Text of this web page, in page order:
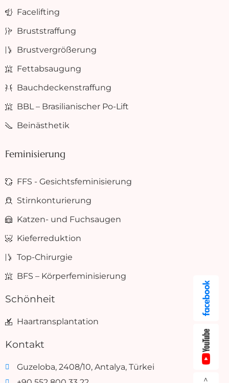
Facelifting
Bruststraffung
Brustvergrößerung
Fettabsaugung
Bauchdeckenstraffung
BBL – Brasilianischer Po-Lift
Beinästhetik
Feminisierung
FFS - Gesichtsfeminisierung
Stirnkonturierung
Katzen- und Fuchsaugen
Kieferreduktion
Top-Chirurgie
BFS – Körperfeminisierung
Schönheit
Haartransplantation
Kontakt
Guzeloba, 2408/10, Antalya, Türkei